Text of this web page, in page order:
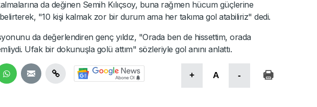
da değinen Semih Kılıçsoy, buna rağmen hücum güçlerine
"10 kişi kalmak zor bir durum ama her takıma gol atabiliriz" dedi.
da değerlendiren genç yıldız, "Orada ben de hissettim, orada
Ufak bir dokunuşla golü attım" sözleriyle gol anını anlattı.
+ A -